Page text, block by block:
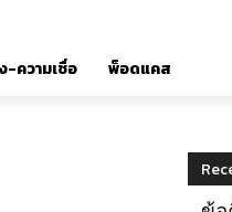
-ความเชื่อ พ็อดแคส